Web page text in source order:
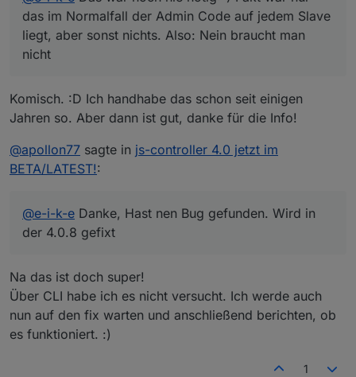
das im Normalfall der Admin Code auf jedem Slave
liegt, aber sonst nichts. Also: Nein braucht man
nicht
Komisch. :D Ich handhabe das schon seit einigen
Jahren so. Aber dann ist gut, danke für die Info!
@apollon77 sagte in js-controller 4.0 jetzt im
BETA/LATEST!:
@e-i-k-e Danke, Hast nen Bug gefunden. Wird in
der 4.0.8 gefixt
Na das ist doch super!
Über CLI habe ich es nicht versucht. Ich werde auch
nun auf den fix warten und anschließend berichten, ob
es funktioniert. :)
1